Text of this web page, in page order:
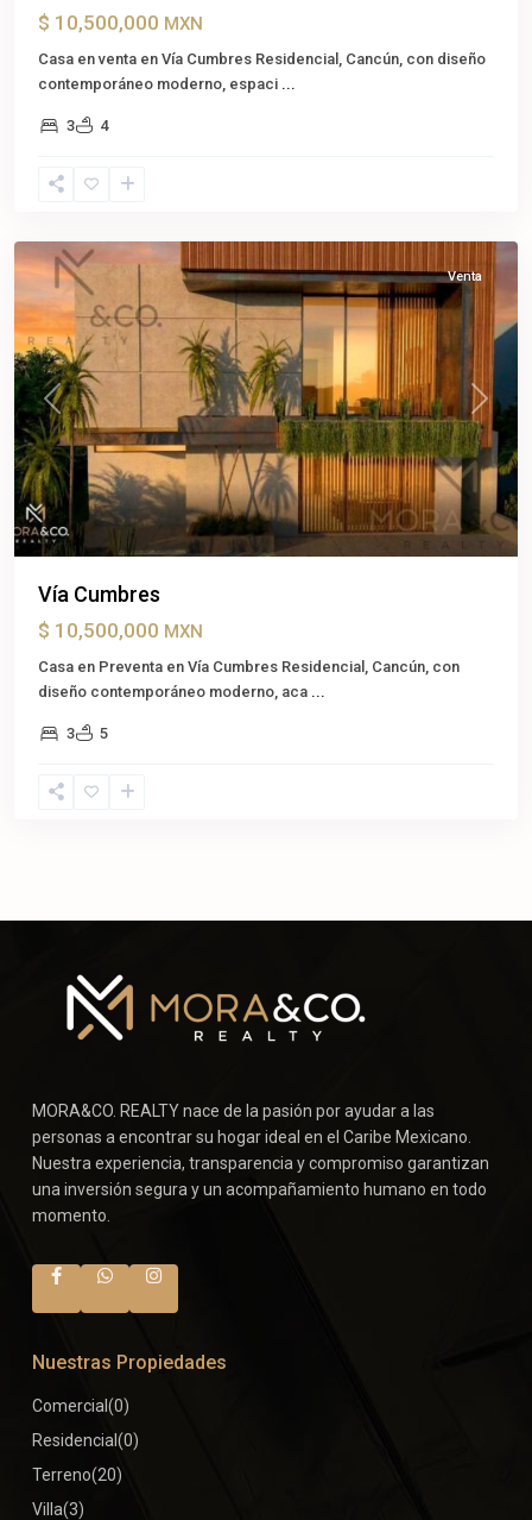
$ 10,500,000 MXN
Casa en venta en Vía Cumbres Residencial, Cancún, con diseño
contemporáneo moderno, espaci ...
3 4
Benito
Previous Next
Venta
Vía Cumbres
$ 10,500,000 MXN
Casa en Preventa en Vía Cumbres Residencial, Cancún, con
diseño contemporáneo moderno, aca ...
3 5
MORA&CO. REALTY nace de la pasión por ayudar a las
personas a encontrar su hogar ideal en el Caribe Mexicano.
Nuestra experiencia, transparencia y compromiso garantizan
una inversión segura y un acompañamiento humano en todo
momento.
Nuestras Propiedades
Comercial (0)
Residencial (0)
Terreno(20)
Villa(3)